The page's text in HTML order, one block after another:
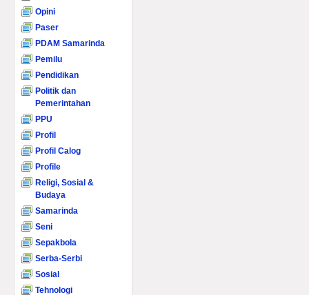
Opini
Paser
PDAM Samarinda
Pemilu
Pendidikan
Politik dan
Pemerintahan
PPU
Profil
Profil Calog
Profile
Religi, Sosial &
Budaya
Samarinda
Seni
Sepakbola
Serba-Serbi
Sosial
Tehnologi